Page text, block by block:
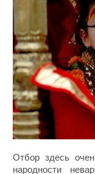
Отбор здесь
народности